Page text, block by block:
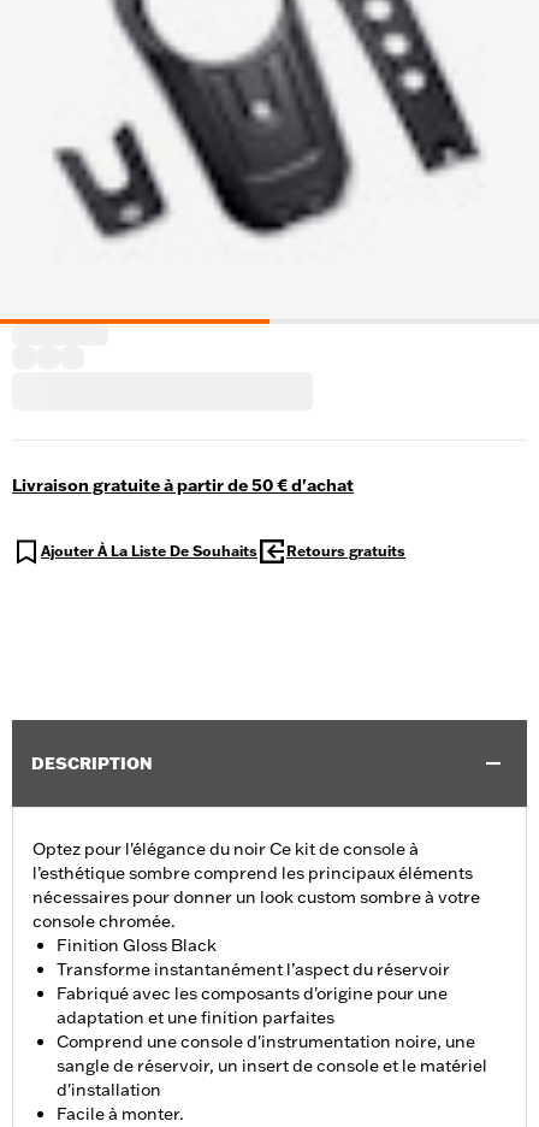
Livraison gratuite à partir de 50 € d'achat
Ajouter À La Liste De Souhaits Retours gratuits
DESCRIPTION
Optez pour l'élégance du noir Ce kit de console à
l’esthétique sombre comprend les principaux éléments
nécessaires pour donner un look custom sombre à votre
console chromée.
Finition Gloss Black
Transforme instantanément l’aspect du réservoir
Fabriqué avec les composants d'origine pour une
adaptation et une finition parfaites
Comprend une console d'instrumentation noire, une
sangle de réservoir, un insert de console et le matériel
d'installation
Facile à monter.